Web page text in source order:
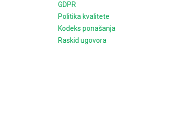
GDPR
Politika kvalitete
Kodeks ponašanja
Raskid ugovora